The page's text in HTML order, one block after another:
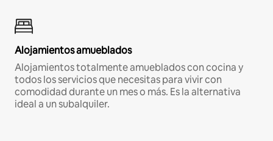
Alojamientos amueblados
Alojamientos totalmente amueblados con cocina y
todos los servicios que necesitas para vivir con
comodidad durante un mes o más. Es la alternativa
ideal a un subalquiler.